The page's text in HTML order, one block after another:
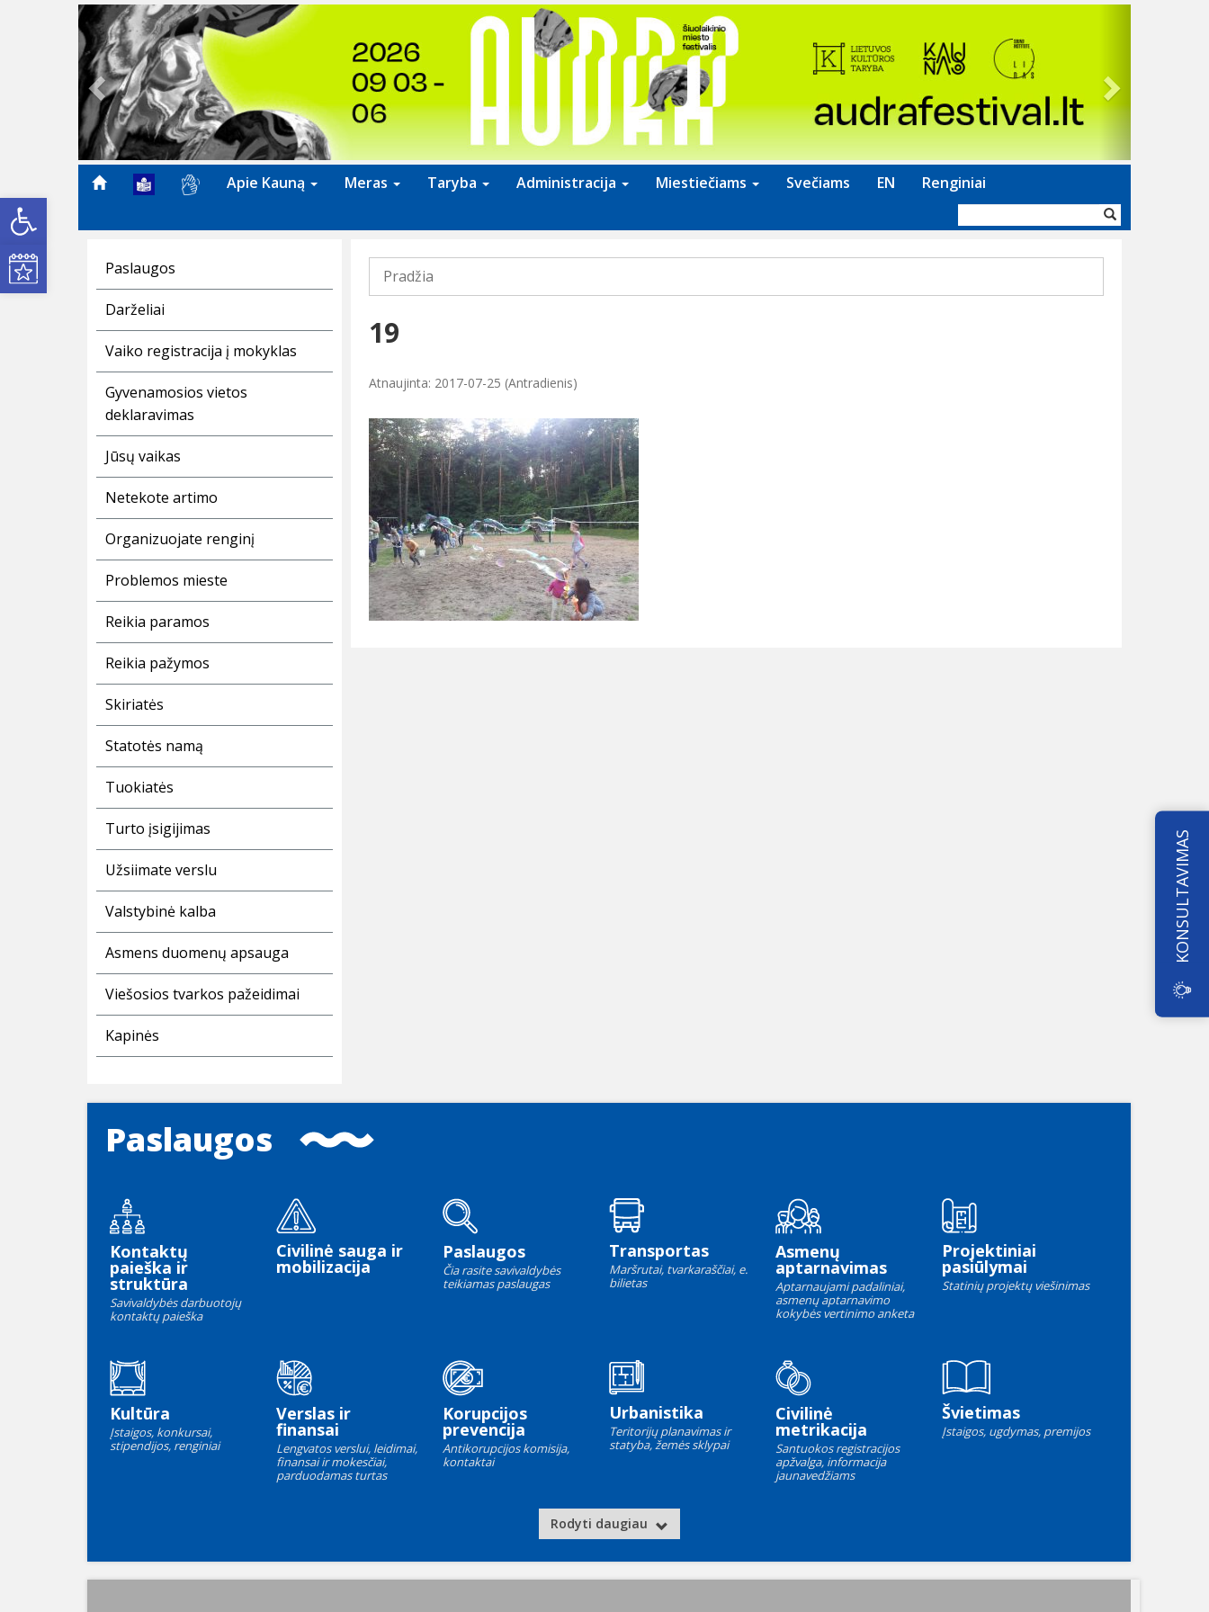
Open toolbar
Kultūros renginiai
Previous
Apie Kauną Meras Taryba Administracija Miestiečiams Svečiams EN Renginiai
forma
Paslaugos
Darželiai
Vaiko registracija į mokyklas
Gyvenamosios vietos
deklaravimas
Jūsų vaikas
Netekote artimo
Organizuojate renginį
Problemos mieste
Reikia paramos
Reikia pažymos
Skiriatės
Statotės namą
Tuokiatės
Turto įsigijimas
Užsiimate verslu
Valstybinė kalba
Asmens duomenų apsauga
Viešosios tvarkos pažeidimai
Kapinės
Pradžia
19
Atnaujinta: 2017-07-25 (Antradienis)
Paslaugos
Kontaktų
paieška ir
struktūra
Savivaldybės darbuotojų
kontaktų paieška
Civilinė sauga ir
mobilizacija
Paslaugos
Čia rasite savivaldybės
teikiamas paslaugas
Transportas
Maršrutai, tvarkaraščiai, e.
bilietas
Asmenų
aptarnavimas
Aptarnaujami padaliniai,
asmenų aptarnavimo
kokybės vertinimo anketa
Projektiniai
pasiūlymai
Statinių projektų viešinimas
Kultūra
Įstaigos, konkursai,
stipendijos, renginiai
Verslas ir
finansai
Lengvatos verslui, leidimai,
finansai ir mokesčiai,
parduodamas turtas
Korupcijos
prevencija
Antikorupcijos komisija,
kontaktai
Urbanistika
Teritorijų planavimas ir
statyba, žemės sklypai
Civilinė
metrikacija
Santuokos registracijos
apžvalga, informacija
jaunavedžiams
Švietimas
Įstaigos, ugdymas, premijos
Rodyti daugiau
KONSULTAVIMAS